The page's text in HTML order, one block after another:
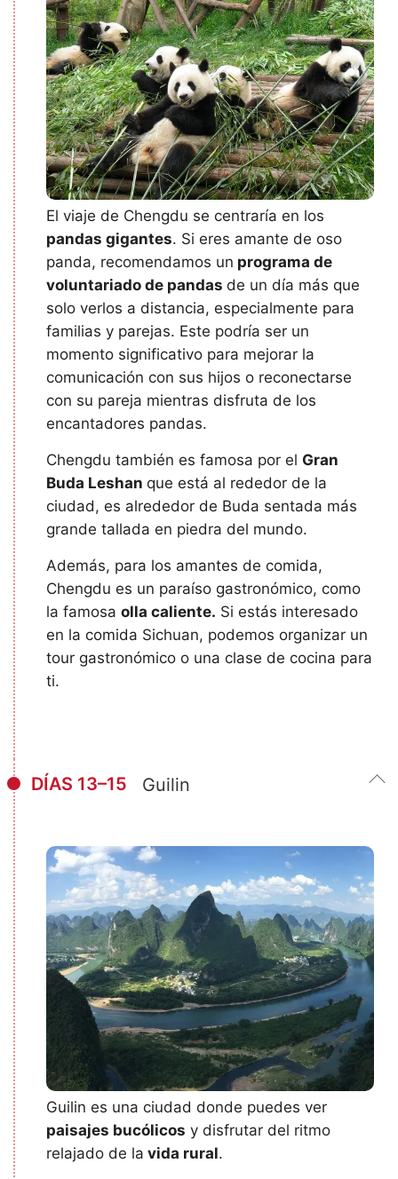
El viaje de Chengdu se centraría en los
pandas gigantes. Si eres amante de oso
panda, recomendamos un programa de
voluntariado de pandas de un día más que
solo verlos a distancia, especialmente para
familias y parejas. Este podría ser un
momento significativo para mejorar la
comunicación con sus hijos o reconectarse
con su pareja mientras disfruta de los
encantadores pandas.
Chengdu también es famosa por el Gran
Buda Leshan que está al rededor de la
ciudad, es alrededor de Buda sentada más
grande tallada en piedra del mundo.
Además, para los amantes de comida,
Chengdu es un paraíso gastronómico, como
la famosa olla caliente. Si estás interesado
en la comida Sichuan, podemos organizar un
tour gastronómico o una clase de cocina para
ti.
DÍAS 13–15 Guilin
Guilin es una ciudad donde puedes ver
paisajes bucólicos y disfrutar del ritmo
relajado de la vida rural.